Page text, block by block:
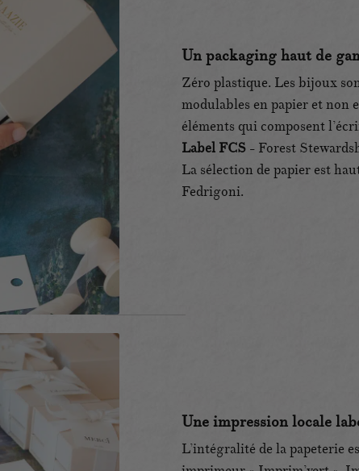
Un packaging haut de
Zéro plastique. Les bijoux
modulables en papier et non
éléments qui composent
Label FCS - Forest
La sélection de papier est
Fedrigoni.
Une impression locale
L’intégralité de la papeterie